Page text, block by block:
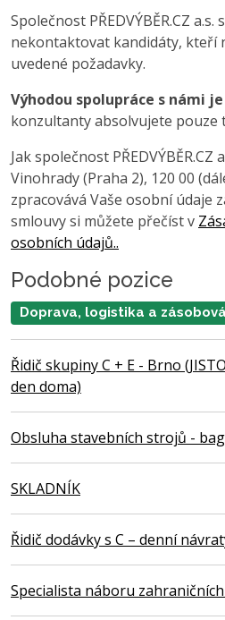
Společnost PŘEDVÝBĚR.CZ
nekontaktovat kandidáty, kteří
uvedené požadavky.
Výhodou spolupráce s námi
konzultanty absolvujete pouze
Jak společnost PŘEDVÝBĚR.CZ
Vinohrady (Praha 2), 120 00
zpracovává Vaše osobní údaje
smlouvy si můžete přečíst v
osobních údajů..
Podobné pozice
Doprava, logistika a
Řidič skupiny C + E - Brno
den doma)
Obsluha stavebních strojů -
SKLADNÍK
Řidič dodávky s C – denní
Specialista náboru